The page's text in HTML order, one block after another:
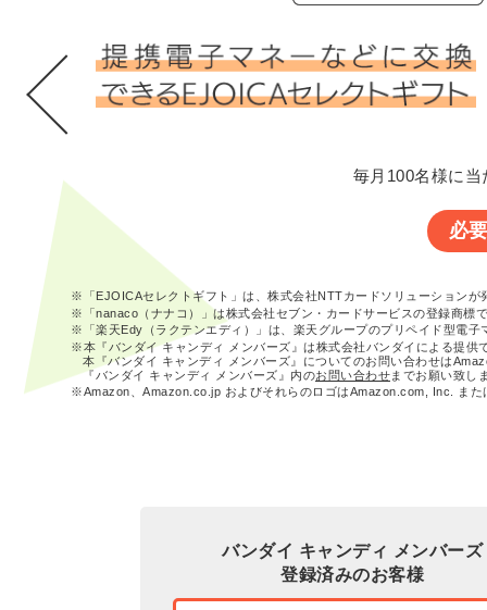
毎月100名様に
必
※「EJOICAセレクトギフト」は、株式会社NTTカードソリューションが
※「nanaco（ナナコ）」は株式会社セブン・カードサービスの登録商標
※「楽天Edy（ラクテンエディ）」は、楽天グループのプリペイド型電子
※本『バンダイ キャンディ メンバーズ』は株式会社バンダイによる提供
本『バンダイ キャンディ メンバーズ』についてのお問い合わせは
『バンダイ キャンディ メンバーズ』内のお問い合わせまでお願い致し
※Amazon、Amazon.co.jp およびそれらのロゴはAmazon.com, Inc. また
バンダイ キャンディ メンバーズ
登録済みのお客様